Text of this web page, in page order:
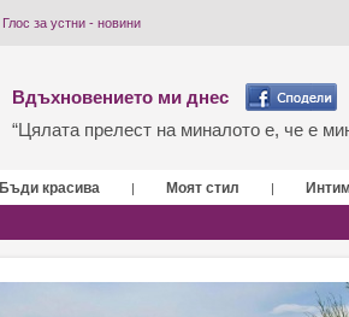
Глос за устни - новини
Вдъхновението ми днес
“Цялата прелест на миналото е, че е
Бъди красива | Моят стил |